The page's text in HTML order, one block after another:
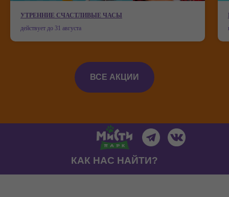
Мисти Парк на карте Краснодара — Яндекс Карты
УТРЕННИЕ СЧАСТЛИВЫЕ ЧАСЫ
действует до 31 августа
ВСЕ АКЦИИ
КАК НАС НАЙТИ?